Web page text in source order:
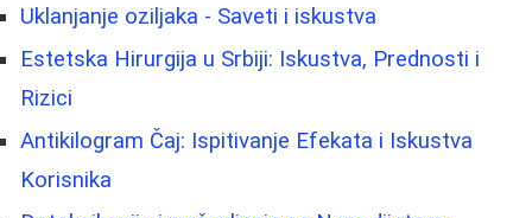
Uklanjanje oziljaka - Saveti i iskustva
Estetska Hirurgija u Srbiji: Iskustva, Prednosti i
Rizici
Antikilogram Čaj: Ispitivanje Efekata i Iskustva
Korisnika